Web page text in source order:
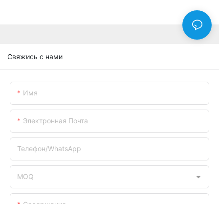
Свяжись с нами
Имя
Электронная Почта
Телефон/WhatsApp
MOQ